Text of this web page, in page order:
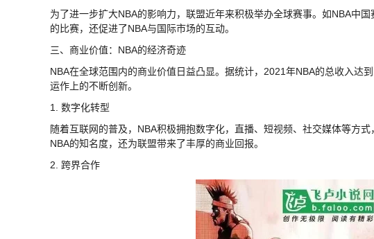
为了进一步扩大NBA的影响力，联盟近年来积极举办全球赛事。如NBA中
的比赛，还促进了NBA与国际市场的互动。
三、商业价值：NBA的经济奇迹
NBA在全球范围内的商业价值日益凸显。据统计，2021年NBA的总收入达
运作上的不断创新。
1. 数字化转型
随着互联网的普及，NBA积极拥抱数字化，直播、短视频、社交媒体等方
NBA的知名度，还为联盟带来了丰厚的商业回报。
2. 跨界合作